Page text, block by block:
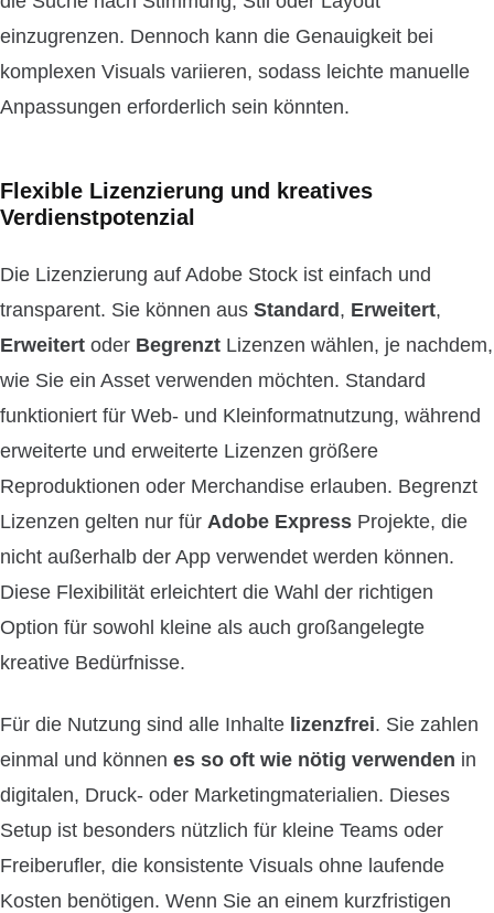
einzugrenzen. Dennoch kann die Genauigkeit bei
komplexen Visuals variieren, sodass leichte manuelle
Anpassungen erforderlich sein könnten.
Flexible Lizenzierung und kreatives
Verdienstpotenzial
Die Lizenzierung auf Adobe Stock ist einfach und
transparent. Sie können aus Standard , Erweitert,
Erweitert oder Begrenzt Lizenzen wählen, je nachdem,
wie Sie ein Asset verwenden möchten. Standard
funktioniert für Web- und Kleinformatnutzung, während
erweiterte und erweiterte Lizenzen größere
Reproduktionen oder Merchandise erlauben. Begrenzt
Lizenzen gelten nur für Adobe Express Projekte, die
nicht außerhalb der App verwendet werden können.
Diese Flexibilität erleichtert die Wahl der richtigen
Option für sowohl kleine als auch großangelegte
kreative Bedürfnisse.
Für die Nutzung sind alle Inhalte lizenzfrei. Sie zahlen
einmal und können es so oft wie nötig verwenden in
digitalen, Druck- oder Marketingmaterialien. Dieses
Setup ist besonders nützlich für kleine Teams oder
Freiberufler, die konsistente Visuals ohne laufende
Kosten benötigen. Wenn Sie an einem kurzfristigen